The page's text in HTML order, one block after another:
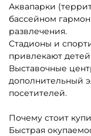
Аквапарки
бассейном
развлечения.
Стадионы и
привлекают
Выставочные
дополнительный
посетителей.
Почему стоит
Быстрая